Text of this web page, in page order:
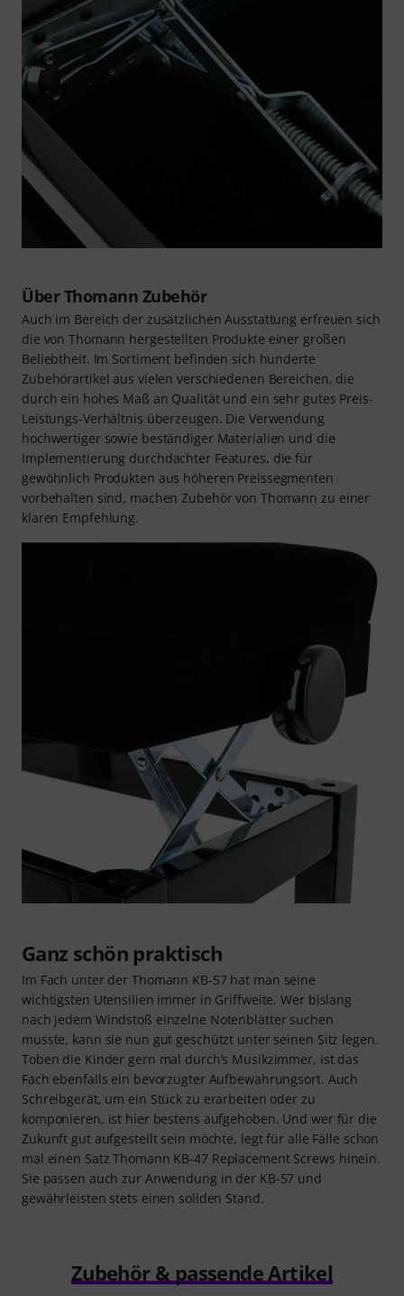
Über Thomann Zubehör
Auch im Bereich der zusätzlichen Ausstattung erfreuen sich
die von Thomann hergestellten Produkte einer großen
Beliebtheit. Im Sortiment befinden sich hunderte
Zubehörartikel aus vielen verschiedenen Bereichen, die
durch ein hohes Maß an Qualität und ein sehr gutes Preis-
Leistungs-Verhältnis überzeugen. Die Verwendung
hochwertiger sowie beständiger Materialien und die
Implementierung durchdachter Features, die für
gewöhnlich Produkten aus höheren Preissegmenten
vorbehalten sind, machen Zubehör von Thomann zu einer
klaren Empfehlung.
Ganz schön praktisch
Im Fach unter der Thomann KB-57 hat man seine
wichtigsten Utensilien immer in Griffweite. Wer bislang
nach jedem Windstoß einzelne Notenblätter suchen
musste, kann sie nun gut geschützt unter seinen Sitz legen.
Toben die Kinder gern mal durch’s Musikzimmer, ist das
Fach ebenfalls ein bevorzugter Aufbewahrungsort. Auch
Schreibgerät, um ein Stück zu erarbeiten oder zu
komponieren, ist hier bestens aufgehoben. Und wer für die
Zukunft gut aufgestellt sein möchte, legt für alle Fälle schon
mal einen Satz Thomann KB-47 Replacement Screws hinein.
Sie passen auch zur Anwendung in der KB-57 und
gewährleisten stets einen soliden Stand.
Zubehör & passende Artikel